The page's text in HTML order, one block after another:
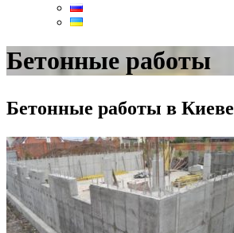
Бетонные работы
Бетонные работы в Киеве